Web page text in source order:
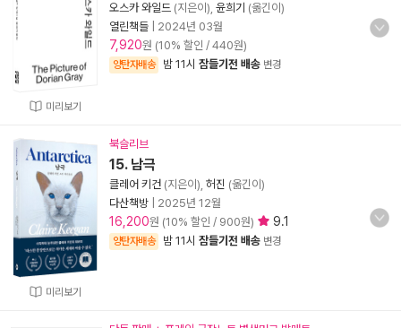
미리보기
오스카 와일드 (지은이), 윤희기 (옮긴이)
열린책들
2024년 03월
7,920원 (10% 할인 / 440원)
양탄자배송 밤 11시 잠들기전 배송 변경
미리보기
북슬리브
15. 남극
클레어 키건 (지은이), 허진 (옮긴이)
다산책방
2025년 12월
16,200원 (10% 할인 / 900원) 9.1
양탄자배송 밤 11시 잠들기전 배송 변경